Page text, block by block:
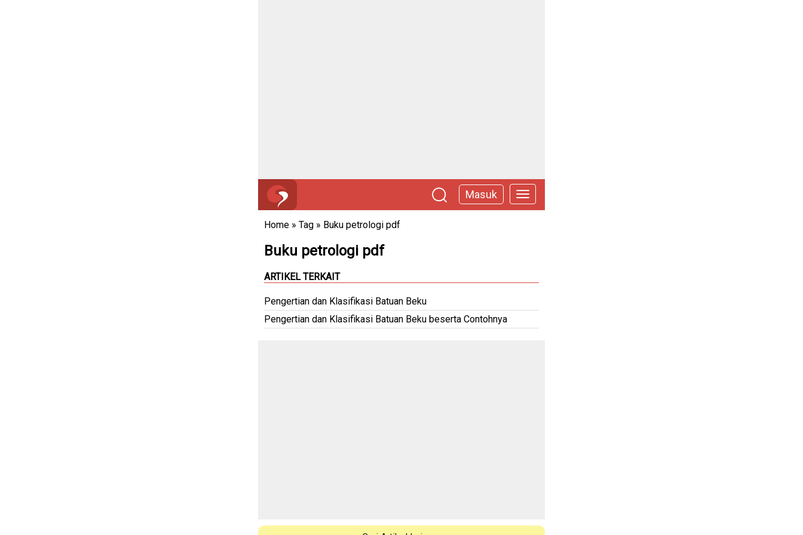
Masuk
Home » Tag » Buku petrologi pdf
Buku petrologi pdf
ARTIKEL TERKAIT
Pengertian dan Klasifikasi Batuan Beku
Pengertian dan Klasifikasi Batuan Beku beserta Contohnya